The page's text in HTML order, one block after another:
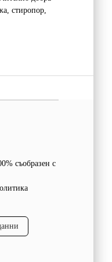
стиропор,
съобразен с